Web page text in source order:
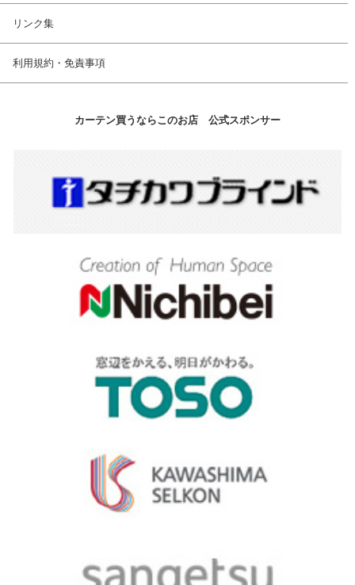
リンク集
利用規約・免責事項
カーテン買うならこのお店 公式スポンサー